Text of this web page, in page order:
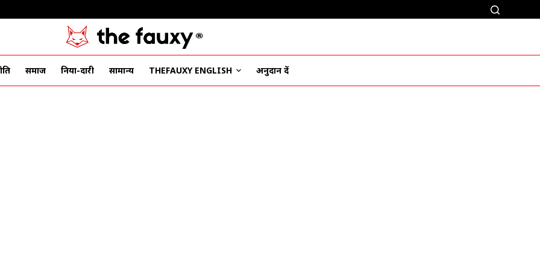
समाज दुनिया-दारी सामान्य THEFAUXY ENGLISH अनुदान दें